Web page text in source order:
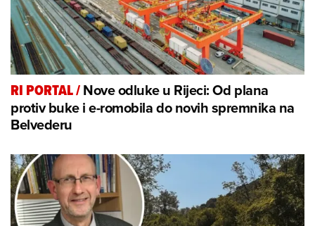
RI PORTAL/Nove odluke u Rijeci: Od plana
protiv buke i e-romobila do novih spremnika na
Belvederu